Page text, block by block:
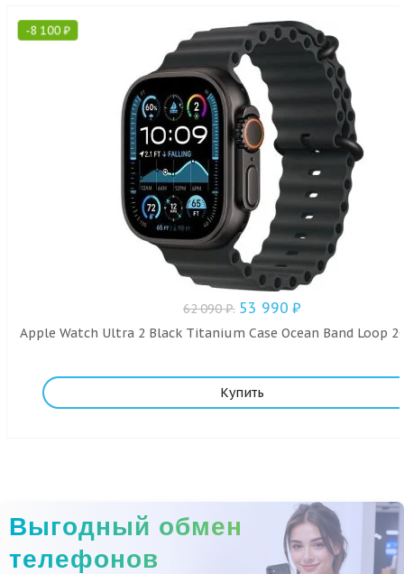
-8 100₽
62 090₽. 53 990₽
Apple Watch Ultra 2 Black Titanium Case Ocean Band Loop
Купить
Выгодный обмен
телефонов